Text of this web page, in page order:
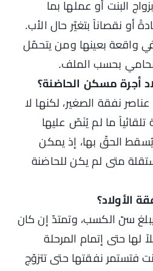
البنت أو عملها بما
أو نقصاناً بتغيّر حال الأب.
واقعة بعينها ومن يتحمّل
بحسب الملف.
أجرة مسكن الحاضنة؟
نفقة الصغير، لكنها لا
ما لم يُنَصّ عليها
الحقّ بها، إذ يمكن
متى لم يكن للحاضنة
الأولاد؟
سنّ الكسب، وتمتدّ إن كان
لها حتى إتمام المرحلة
فتستمر نفقتها حتى تتزوّج